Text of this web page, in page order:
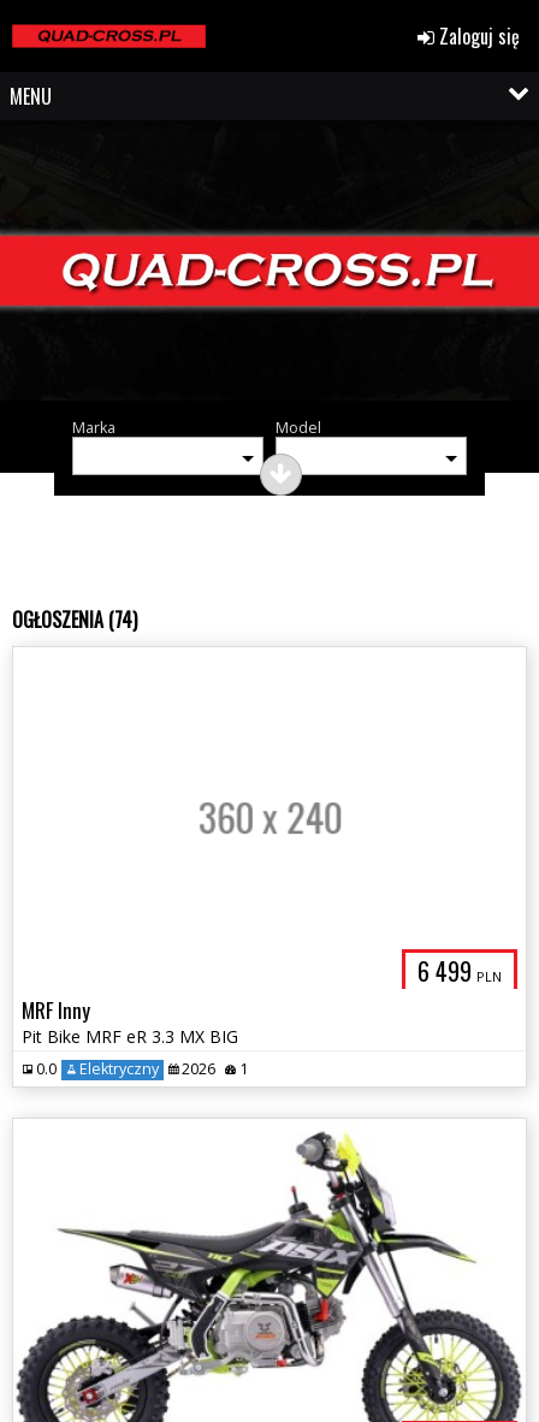
Zaloguj się
MENU
Marka Model
OGŁOSZENIA (74)
6 499 PLN
MRF Inny
Pit Bike MRF eR 3.3 MX BIG
0.0 Elektryczny 2026 1